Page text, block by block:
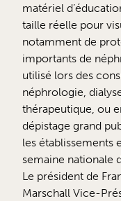
matériel
taille réelle pour
notamment de
importants de
utilisé lors des
néphrologie,
thérapeutique, ou
dépistage grand
les établissements
semaine nationale
Le président de
Marschall Vice-